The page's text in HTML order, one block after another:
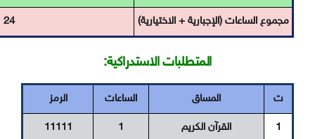
مجموع الساعات (الإجبارية + الاختيارية) 24
المتطلبات الاستدراكية:
ت المساق الساعات الرمز
1 القرآن الكريم 1
11111